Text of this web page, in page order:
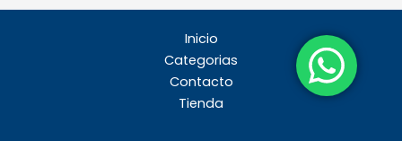
Inicio
Categorias
Contacto
Tienda